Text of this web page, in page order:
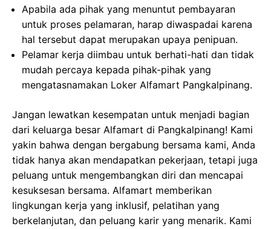
Apabila ada pihak yang menuntut pembayaran
untuk proses pelamaran, harap diwaspadai karena
hal tersebut dapat merupakan upaya penipuan.
Pelamar kerja diimbau untuk berhati-hati dan tidak
mudah percaya kepada pihak-pihak yang
mengatasnamakan Loker Alfamart Pangkalpinang.
Jangan lewatkan kesempatan untuk menjadi bagian
dari keluarga besar Alfamart di Pangkalpinang! Kami
yakin bahwa dengan bergabung bersama kami, Anda
tidak hanya akan mendapatkan pekerjaan, tetapi juga
peluang untuk mengembangkan diri dan mencapai
kesuksesan bersama. Alfamart memberikan
lingkungan kerja yang inklusif, pelatihan yang
berkelanjutan, dan peluang karir yang menarik. Kami